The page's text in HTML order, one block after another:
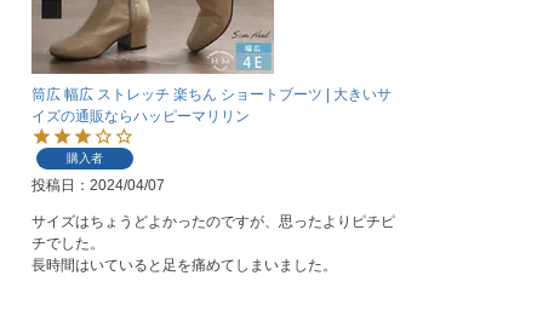
筒広 幅広 ストレッチ 楽ちん ショートブーツ | 大きいサ
イズの通販ならハッピーマリリン
購入者
投稿日 2024/04/07
サイズはちょうどよかったのですが、思ったよりピチピ
チでした。